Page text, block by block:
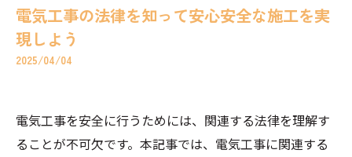
電気工事の法律を知って安心安全な施工を実
現しよう
2025/04/04
電気工事を安全に行うためには、関連する法律を理解す
ることが不可欠です。本記事では、電気工事に関連する